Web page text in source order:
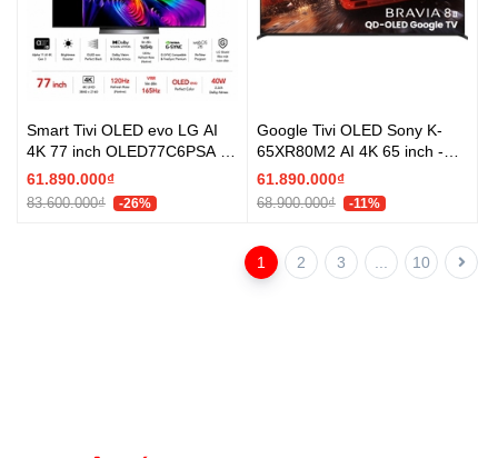
Smart Tivi OLED evo LG AI
4K 77 inch OLED77C6PSA -
Mới 2026
61.890.000₫
83.600.000₫ -26%
Google Tivi OLED Sony K-
65XR80M2 AI 4K 65 inch -
Mới 2025
61.890.000₫
68.900.000₫ -11%
1 2 3 10